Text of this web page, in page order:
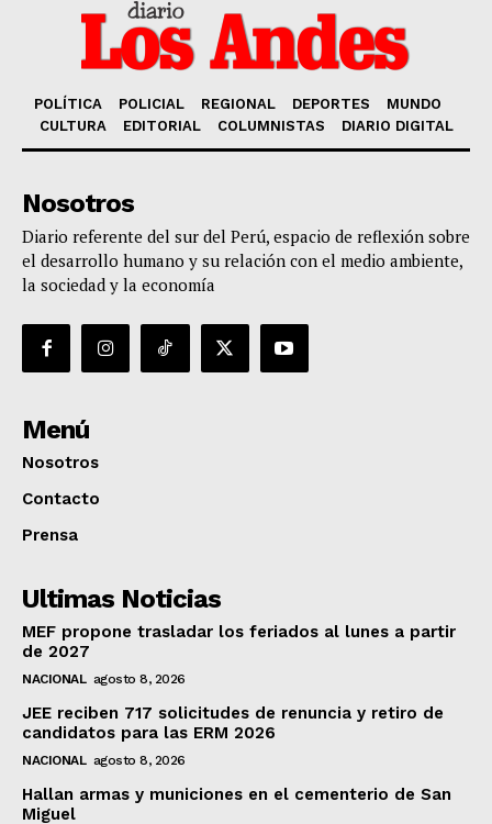
POLÍTICA POLICIAL REGIONAL DEPORTES
MUNDO
CULTURA
EDITORIAL COLUMNISTAS DIARIO DIGITAL
Nosotros
Diario referente del sur del Perú, espacio de reflexión sobre
el desarrollo humano y su relación con el medio ambiente,
la sociedad y la economía
Menú
Nosotros
Contacto
Prensa
Ultimas Noticias
MEF propone trasladar los feriados al lunes a partir
de 2027
NACIONAL agosto 8, 2026
JEE reciben 717 solicitudes de renuncia y retiro de
candidatos para las ERM 2026
NACIONAL agosto 8, 2026
Hallan armas y municiones en el cementerio de San
Miguel